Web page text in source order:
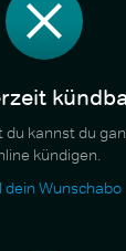
kannst du
kündigen.
dein Wunschabo